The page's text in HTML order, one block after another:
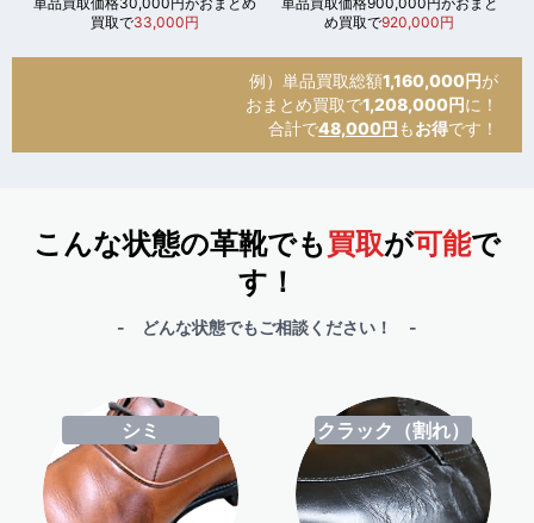
買取で33,000円
め買取で920,000円
例）単品買取総額1,160,000円が
おまとめ買取で1,208,000円に！
合計で48,000円 もお得です！
こんな状態の革靴でも買取が可能で
す！
- どんな状態でもご相談ください！ -
シミ クラック（割れ）